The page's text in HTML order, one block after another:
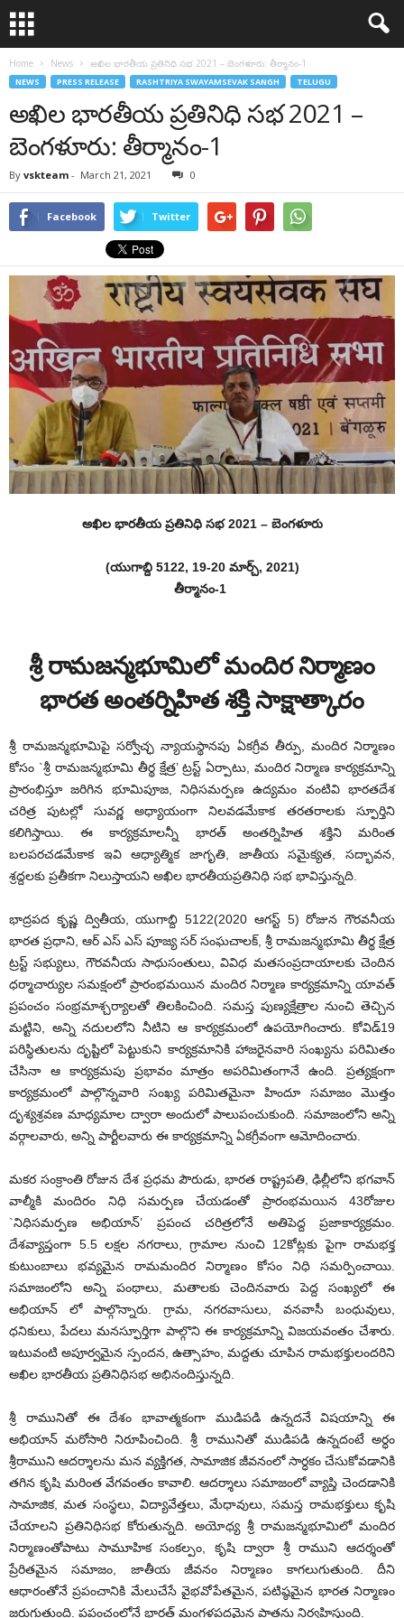
Home News అఖిల భారతీయ ప్రతినిధి సభ 2021 – బెంగళూరు: తీర్మానం-1
NEWS PRESS RELEASE RASHTRIYA SWAYAMSEVAK SANGH TELUGU
అఖిల భారతీయ ప్రతినిధి సభ 2021 –
బెంగళూరు: తీర్మానం-1
By vskteam - March 21, 2021 0
Facebook Twitter
అఖిల భారతీయ ప్రతినిధి సభ 2021 – బెంగళూరు
(యుగాబ్ది 5122, 19-20 మార్చ్, 2021)
తీర్మానం-1
శ్రీ రామజన్మభూమిలో మందిర నిర్మాణం
భారత అంతర్నిహిత శక్తి సాక్షాత్కారం
శ్రీ రామజన్మభూమిపై సర్వోచ్ఛ న్యాయస్థానపు ఏకగ్రీవ తీర్పు, మందిర నిర్మాణం
కోసం `శ్రీ రామజన్మభూమి తీర్థ క్షేత్ర’ ట్రస్ట్ ఏర్పాటు, మందిర నిర్మాణ కార్యక్రమాన్ని
ప్రారంభిస్తూ జరిగిన భూమిపూజ, నిధిసమర్పణ ఉద్యమం వంటివి భారతదేశ
చరిత్ర పుటల్లో సువర్ణ అధ్యాయంగా నిలవడమేకాక తరతరాలకు స్ఫూర్తిని
కలిగిస్తాయి. ఈ కార్యక్రమాలన్నీ భారత్ అంతర్నిహిత శక్తిని మరింత
బలపరచడమేకాక ఇవి ఆధ్యాత్మిక జాగృతి, జాతీయ సమైక్యత, సద్భావన,
శ్రద్దలకు ప్రతీకగా నిలుస్తాయని అఖిల భారతీయప్రతినిధి సభ భావిస్తున్నది.
భాద్రపద కృష్ణ ద్వితీయ, యుగాబ్ది 5122(2020 ఆగస్ట్ 5) రోజున గౌరవనీయ
భారత ప్రధాని, ఆర్ ఎస్ ఎస్ పూజ్య సర్ సంఘచాలక్, శ్రీ రామజన్మభూమి తీర్థ క్షేత్ర
ట్రస్ట్ సభ్యులు, గౌరవనీయ సాధుసంతులు, వివిధ మతసంప్రదాయాలకు చెందిన
ధర్మాచార్యుల సమక్షంలో ప్రారంభమయిన మందిర నిర్మాణ కార్యక్రమాన్ని యావత్
ప్రపంచం సంభ్రమాశ్చర్యాలతో తిలకించింది. సమస్త పుణ్యక్షేత్రాల నుంచి తెచ్చిన
మట్టిని, అన్ని నదులలోని నీటిని ఆ కార్యక్రమంలో ఉపయోగించారు. కోవిడ్19
పరిస్థితులను దృష్టిలో పెట్టుకుని కార్యక్రమానికి హాజరైనవారి సంఖ్యను పరిమితం
చేసినా ఆ కార్యక్రమపు ప్రభావం మాత్రం అపరిమితంగానే ఉంది. ప్రత్యక్షంగా
కార్యక్రమంలో పాల్గొన్నవారి సంఖ్య పరిమితమైనా హిందూ సమాజం మొత్తం
దృశ్యశ్రవణ మాధ్యమాల ద్వారా అందులో పాలుపంచుకుంది. సమాజంలోని అన్ని
వర్గాలవారు, అన్ని పార్టీలవారు ఈ కార్యక్రమాన్ని ఏకగ్రీవంగా ఆమోదించారు.
మకర సంక్రాంతి రోజున దేశ ప్రధమ పౌరుడు, భారత రాష్ట్రపతి, ఢిల్లీలోని భగవాన్
వాల్మీకి మందిరం నిధి సమర్పణ చేయడంతో ప్రారంభమయిన 43రోజుల
`నిధిసమర్పణ అభియాన్’ ప్రపంచ చరిత్రలోనే అతిపెద్ద ప్రజాకార్యక్రమం.
దేశవ్యాప్తంగా 5.5 లక్షల నగరాలు, గ్రామాల నుంచి 12కోట్లకు పైగా రామభక్త
కుటుంబాలు భవ్యమైన రామమందిర నిర్మాణం కోసం నిధి సమర్పించాయి.
సమాజంలోని అన్ని పంథాలు, మతాలకు చెందినవారు పెద్ద సంఖ్యలో ఈ
అభియాన్ లో పాల్గొన్నారు. గ్రామ, నగరవాసులు, వనవాసీ బంధువులు,
ధనికులు, పేదలు మనస్ఫూర్తిగా పాల్గొని ఈ కార్యక్రమాన్ని విజయవంతం చేశారు.
ఇటువంటి అపూర్వమైన స్పందన, ఉత్సాహం, మద్దతు చూపిన రామభక్తులందరిని
అఖిల భారతీయ ప్రతినిధిసభ అభినందిస్తున్నది.
శ్రీ రామునితో ఈ దేశం భావాత్మకంగా ముడిపడి ఉన్నదనే విషయాన్ని ఈ
అభియాన్ మరోసారి నిరూపించింది. శ్రీ రామునితో ముడిపడి ఉన్నదంటే అర్ధం
శ్రీరాముని ఆదర్శాలను మన వ్యక్తిగత, సామాజిక జీవనంలో సార్ధకం చేసుకోవడానికి
తగిన కృషి మరింత వేగవంతం కావాలి. ఆదర్శాలు సమాజంలో వ్యాప్తి చెందడానికి
సామాజిక, మత సంస్థలు, విద్యావేత్తలు, మేధావులు, సమస్త రామభక్తులు కృషి
చేయాలని ప్రతినిధిసభ కోరుతున్నది. అయోధ్య శ్రీ రామజన్మభూమిలో మందిర
నిర్మాణంతోపాటు సామూహిక సంకల్పం, కృషి ద్వారా శ్రీ రాముని ఆదర్శంతో
ప్రేరితమైన సమాజం, జాతీయ జీవనం నిర్మాణం కాగలుగుతుంది. దీని
ఆధారంతోనే ప్రపంచానికి మేలుచేసే వైభవోపేతమైన, పటిష్ఠమైన భారత నిర్మాణం
జరుగుతుంది. ప్రపంచంలోనే భారత్ మంగళప్రదమైన పాత్రను నిర్వహిస్తుంది.